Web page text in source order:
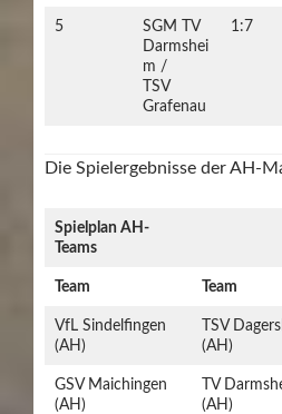
5
SGM TV
Darmshei
m /
TSV
Grafenau
1:7
Die Spielergebnisse der AH-
Spielplan AH-
Teams
Team Team
VfL Sindelfingen
(AH)
TSV
(AH)
GSV Maichingen
(AH)
TV
(AH)